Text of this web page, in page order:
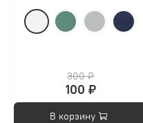
300 ₽
100 ₽
В корзину